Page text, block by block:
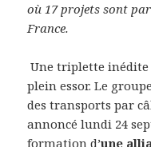
où 17 projets sont
France.
Une triplette
plein essor. Le
des transports par
annoncé lundi 24
formation d’une